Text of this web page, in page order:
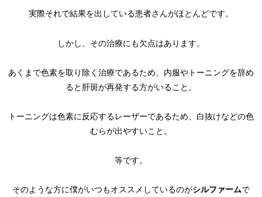
実際それで結果を出している患者さんがほとんどです。
しかし、その治療にも欠点はあります。
あくまで色素を取り除く治療であるため、内服やトーニングを辞め
ると肝斑が再発する方がいること。
トーニングは色素に反応するレーザーであるため、白抜けなどの色
むらが出やすいこと。
等です。
そのような方に僕がいつもオススメしているのがシルファームで